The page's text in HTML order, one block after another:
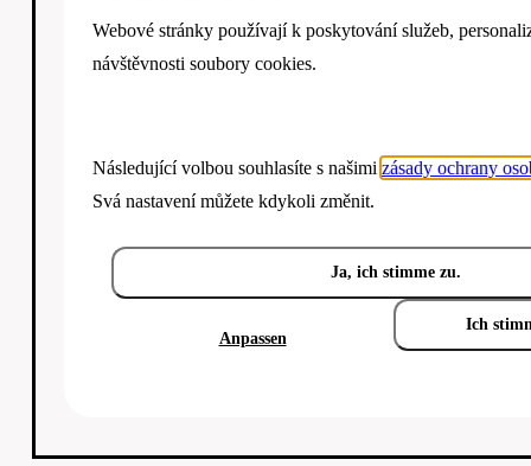
Webové stránky používají k poskytování služeb,
návštěvnosti soubory cookies.
Následující volbou souhlasíte s našimi zásady ochrany
Svá nastavení můžete kdykoli změnit.
Ja, ich stimme zu.
Anpassen
Ich